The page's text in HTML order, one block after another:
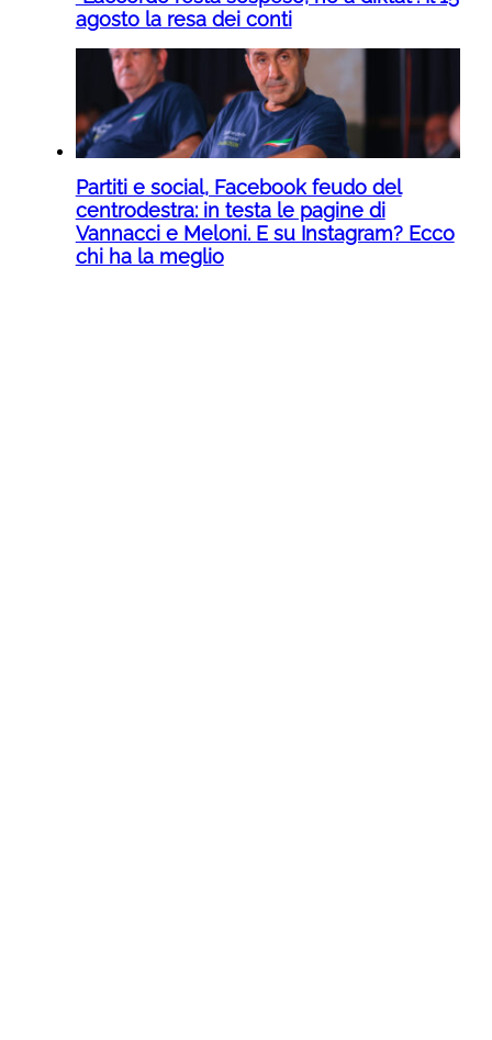
agosto la resa dei conti
Partiti e social, Facebook feudo del
centrodestra: in testa le pagine di
Vannacci e Meloni. E su Instagram? Ecco
chi ha la meglio